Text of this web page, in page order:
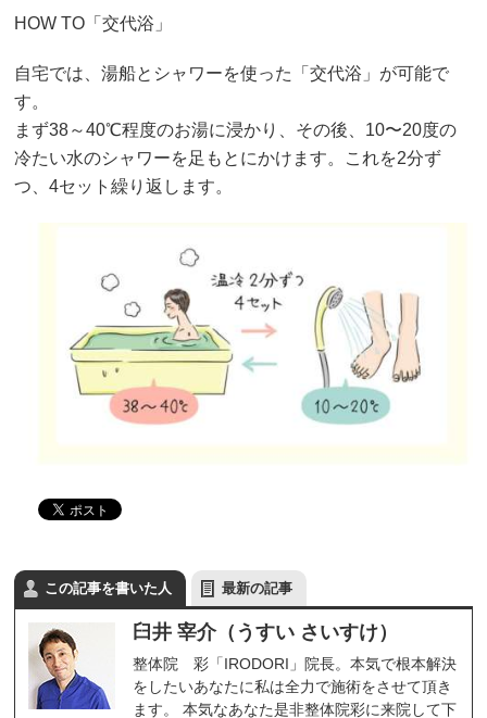
HOW TO「交代浴」
自宅では、湯船とシャワーを使った「交代浴」が可能で
す。
まず38～40℃程度のお湯に浸かり、その後、10〜20度の
冷たい水のシャワーを足もとにかけます。これを2分ず
つ、4セット繰り返します。
この記事を書いた人 最新の記事
臼井 宰介（うすい さいすけ）
整体院 彩「IRODORI」院長。本気で根本解決
をしたいあなたに私は全力で施術をさせて頂き
ます。 本気なあなた是非整体院彩に来院して下